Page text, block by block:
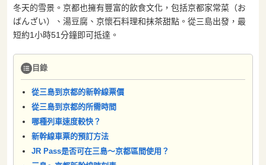
冬天的雪景。京都也擁有豐富的飲食文化，包括京都家常菜（お
ばんざい）、湯豆腐、京懷石料理和抹茶甜點。從三島出發，最
短約1小時51分鐘即可抵達。
目錄
從三島到京都的新幹線票價
從三島到京都的所需時間
哪種列車速度較快？
新幹線車票的預訂方法
JR Pass是否可在三島～京都區間使用？